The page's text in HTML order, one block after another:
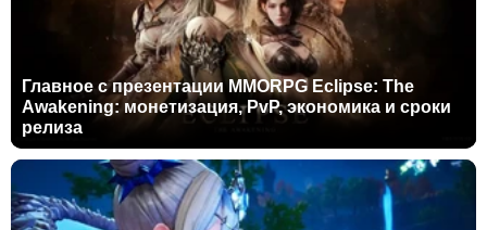
Главное с презентации MMORPG Eclipse: The
Awakening: монетизация, PvP, экономика и сроки
релиза